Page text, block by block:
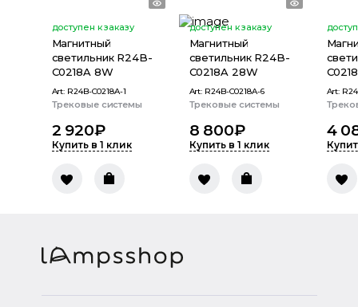
доступен к заказу
Магнитный
светильник R24B-
C0218A 8W
Art: R24B-C0218A-1
Трековые системы
2 920₽
Купить в 1 клик
доступен к заказу
Магнитный
светильник R24B-
C0218A 28W
Art: R24B-C0218A-6
Трековые системы
8 800₽
Купить в 1 клик
Art:
4